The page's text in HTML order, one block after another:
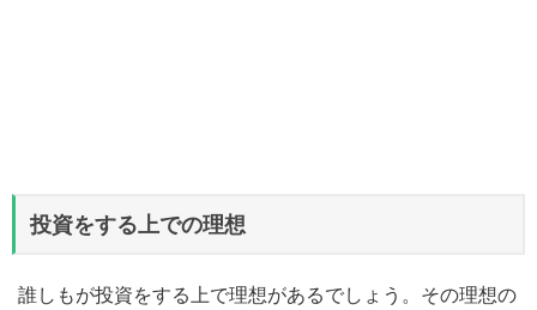
投資をする上での理想
誰しもが投資をする上で理想があるでしょう。その理想の